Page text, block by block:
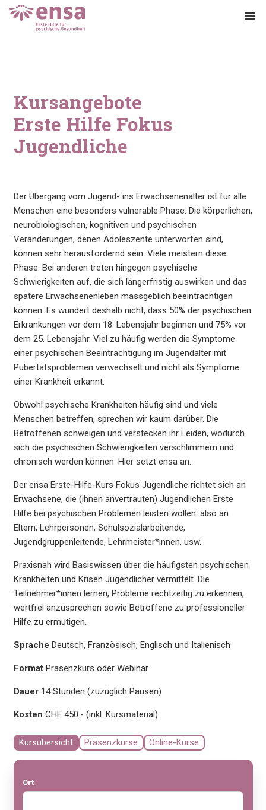
menu
Kursangebote
Erste Hilfe Fokus
Jugendliche
Der Übergang vom Jugend- ins Erwachsenenalter ist für alle
Menschen eine besonders vulnerable Phase. Die körperlichen,
neurobiologischen, kognitiven und psychischen
Veränderungen, denen Adoleszente unterworfen sind,
können sehr herausfordernd sein. Viele meistern diese
Phase. Bei anderen treten hingegen psychische
Schwierigkeiten auf, die sich längerfristig auswirken und das
spätere Erwachsenenleben massgeblich beeinträchtigen
können. Es wundert deshalb nicht, dass 50% der psychischen
Erkrankungen vor dem 18. Lebensjahr beginnen und 75% vor
dem 25. Lebensjahr. Viel zu häufig werden die Symptome
einer psychischen Beeinträchtigung im Jugendalter mit
Pubertätsproblemen verwechselt und nicht als Symptome
einer Krankheit erkannt.
Obwohl psychische Krankheiten häufig sind und viele
Menschen betreffen, sprechen wir kaum darüber. Die
Betroffenen schweigen und verstecken ihr Leiden, wodurch
sich die psychischen Schwierigkeiten verschlimmern und
chronisch werden können. Hier setzt ensa an.
Der ensa Erste-Hilfe-Kurs Fokus Jugendliche richtet sich an
Erwachsene, die (ihnen anvertrauten) Jugendlichen Erste
Hilfe bei psychischen Problemen leisten wollen: also an
Eltern, Lehrpersonen, Schulsozialarbeitende,
Jugendgruppenleitende, Lehrmeister*innen, usw.
Praxisnah wird Basiswissen über die häufigsten psychischen
Krankheiten und Krisen Jugendlicher vermittelt. Die
Teilnehmer*innen lernen, Probleme rechtzeitig zu erkennen,
wertfrei anzusprechen sowie Betroffene zu professioneller
Hilfe zu ermutigen.
Sprache Deutsch, Französisch, Englisch und Italienisch
FormatPräsenzkurs oder Webinar
Dauer14 Stunden (zuzüglich Pausen)
Kosten CHF 450.- (inkl. Kursmaterial)
Kursübersicht Präsenzkurse Online-Kurse
Ort